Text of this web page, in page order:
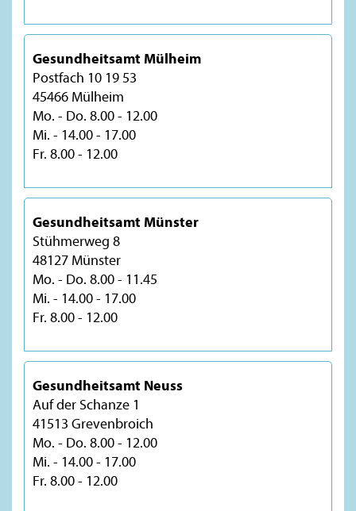
Gesundheitsamt Mülheim
Postfach 10 19 53
45466 Mülheim
Mo. - Do. 8.00 - 12.00
Mi. - 14.00 - 17.00
Fr. 8.00 - 12.00
Gesundheitsamt Münster
Stühmerweg 8
48127 Münster
Mo. - Do. 8.00 - 11.45
Mi. - 14.00 - 17.00
Fr. 8.00 - 12.00
Gesundheitsamt Neuss
Auf der Schanze 1
41513 Grevenbroich
Mo. - Do. 8.00 - 12.00
Mi. - 14.00 - 17.00
Fr. 8.00 - 12.00